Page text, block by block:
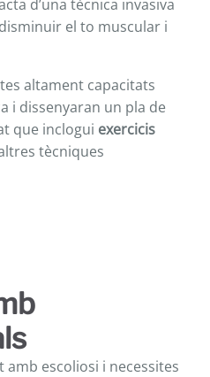
d’una tècnica invasiva
el to muscular i
altament capacitats
i dissenyaran un pla de
que inclogui exercicis
tècniques
amb escoliosi i necessites